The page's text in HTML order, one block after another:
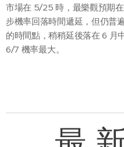
市場在 5/25 時，最樂觀預期
步機率回落時間遞延，但仍普
的時間點，稍稍延後落在 6 月
6/7 機率最大。